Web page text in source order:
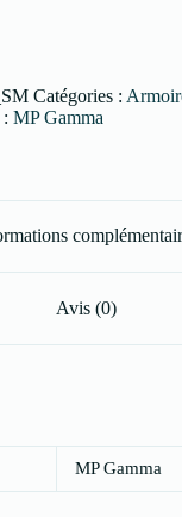
Catégories :
MP Gamma
Avis (0)
MP Gamma